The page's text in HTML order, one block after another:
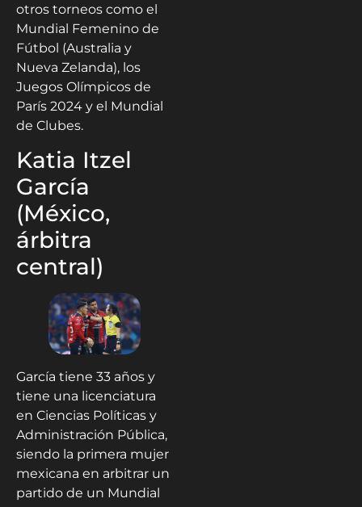
otros torneos como el
Mundial Femenino de
Fútbol (Australia y
Nueva Zelanda), los
Juegos Olímpicos de
París 2024 y el Mundial
de Clubes.
Katia Itzel
García
(México,
árbitra
central)
García tiene 33 años y
tiene una licenciatura
en Ciencias Políticas y
Administración Pública,
siendo la primera mujer
mexicana en arbitrar un
partido de un Mundial